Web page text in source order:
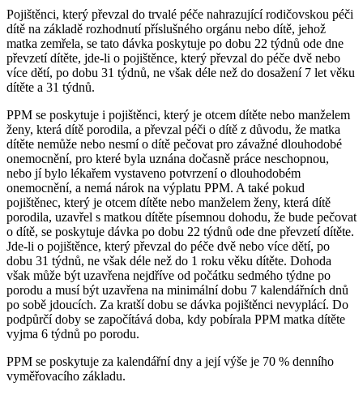
Pojištěnci, který převzal do trvalé péče nahrazující rodičovskou péči
dítě na základě rozhodnutí příslušného orgánu nebo dítě, jehož
matka zemřela, se tato dávka poskytuje po dobu 22 týdnů ode dne
převzetí dítěte, jde-li o pojištěnce, který převzal do péče dvě nebo
více dětí, po dobu 31 týdnů, ne však déle než do dosažení 7 let věku
dítěte a 31 týdnů.
PPM se poskytuje i pojištěnci, který je otcem dítěte nebo manželem
ženy, která dítě porodila, a převzal péči o dítě z důvodu, že matka
dítěte nemůže nebo nesmí o dítě pečovat pro závažné dlouhodobé
onemocnění, pro které byla uznána dočasně práce neschopnou,
nebo jí bylo lékařem vystaveno potvrzení o dlouhodobém
onemocnění, a nemá nárok na výplatu PPM. A také pokud
pojištěnec, který je otcem dítěte nebo manželem ženy, která dítě
porodila, uzavřel s matkou dítěte písemnou dohodu, že bude pečovat
o dítě, se poskytuje dávka po dobu 22 týdnů ode dne převzetí dítěte.
Jde-li o pojištěnce, který převzal do péče dvě nebo více dětí, po
dobu 31 týdnů, ne však déle než do 1 roku věku dítěte. Dohoda
však může být uzavřena nejdříve od počátku sedmého týdne po
porodu a musí být uzavřena na minimální dobu 7 kalendářních dnů
po sobě jdoucích. Za kratší dobu se dávka pojištěnci nevyplácí. Do
podpůrčí doby se započítává doba, kdy pobírala PPM matka dítěte
vyjma 6 týdnů po porodu.
PPM se poskytuje za kalendářní dny a její výše je 70 % denního
vyměřovacího základu.